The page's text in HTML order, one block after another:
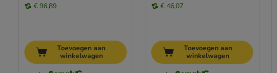
€ 96,89
Toevoegen aan
winkelwagen
€ 46,07
Toevoegen aan
winkelwagen